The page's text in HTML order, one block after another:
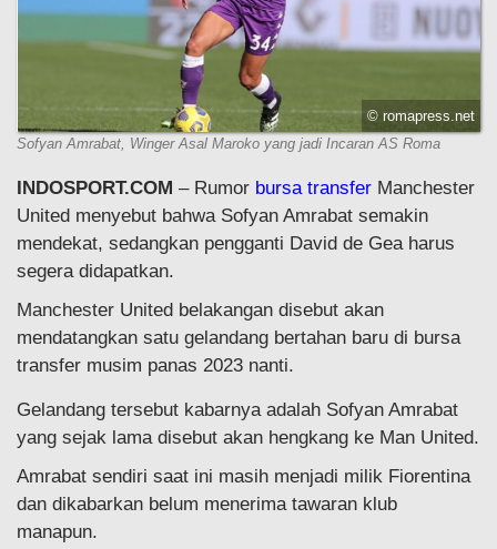
© romapress.net
Sofyan Amrabat, Winger Asal Maroko yang jadi Incaran AS Roma
INDOSPORT.COM – Rumor bursa transfer Manchester
United menyebut bahwa Sofyan Amrabat semakin
mendekat, sedangkan pengganti David de Gea harus
segera didapatkan.
Manchester United belakangan disebut akan
mendatangkan satu gelandang bertahan baru di bursa
transfer musim panas 2023 nanti.
Gelandang tersebut kabarnya adalah Sofyan Amrabat
yang sejak lama disebut akan hengkang ke Man United.
Amrabat sendiri saat ini masih menjadi milik Fiorentina
dan dikabarkan belum menerima tawaran klub
manapun.